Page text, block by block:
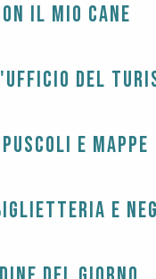
il mio cane
del
e mappe
e
legali -
-Mappa del sito -